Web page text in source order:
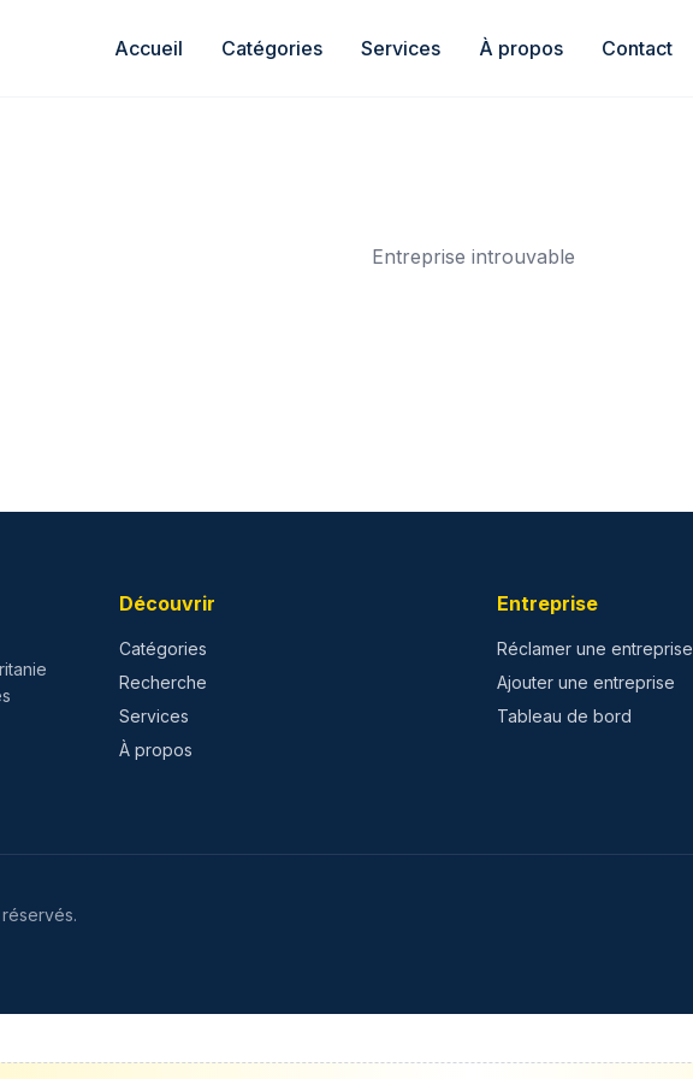
Accueil Catégories Services À propos Contact
Entreprise introuvable
Découvrir
Catégories
Recherche
Services
À propos
Entreprise
Réclamer une entreprise
Ajouter une entreprise
Tableau de bord